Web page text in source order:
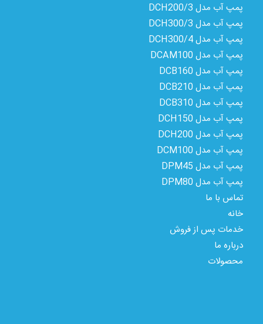
پمپ آب مدل 3/DCH200
پمپ آب مدل 3/DCH300
پمپ آب مدل 4/DCH300
پمپ آب مدل DCAM100
پمپ آب مدل DCB160
پمپ آب مدل DCB210
پمپ آب مدل DCB310
پمپ آب مدل DCH150
پمپ آب مدل DCH200
پمپ آب مدل DCM100
پمپ آب مدل DPM45
پمپ آب مدل DPM80
تماس با ما
خانه
خدمات پس از فروش
درباره ما
محصولات